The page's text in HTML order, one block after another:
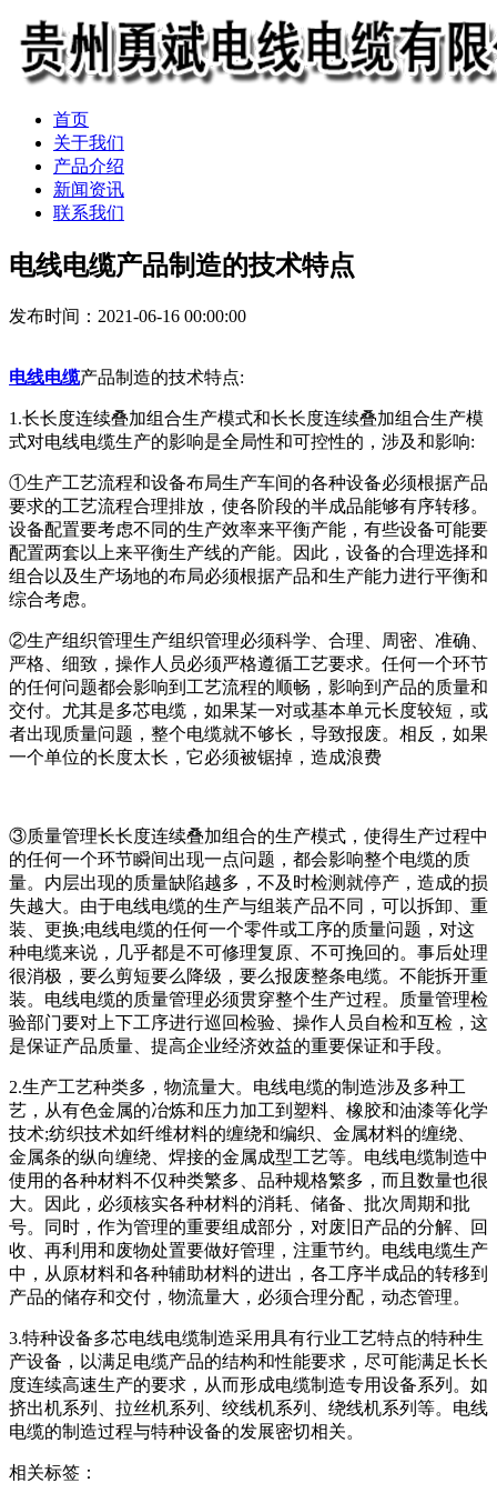
首页
关于我们
产品介绍
新闻资讯
联系我们
电线电缆产品制造的技术特点
发布时间：2021-06-16 00:00:00
电线电缆产品制造的技术特点:
1.长长度连续叠加组合生产模式和长长度连续叠加组合生产模
式对电线电缆生产的影响是全局性和可控性的，涉及和影响:
①生产工艺流程和设备布局生产车间的各种设备必须根据产品
要求的工艺流程合理排放，使各阶段的半成品能够有序转移。
设备配置要考虑不同的生产效率来平衡产能，有些设备可能要
配置两套以上来平衡生产线的产能。因此，设备的合理选择和
组合以及生产场地的布局必须根据产品和生产能力进行平衡和
综合考虑。
②生产组织管理生产组织管理必须科学、合理、周密、准确、
严格、细致，操作人员必须严格遵循工艺要求。任何一个环节
的任何问题都会影响到工艺流程的顺畅，影响到产品的质量和
交付。尤其是多芯电缆，如果某一对或基本单元长度较短，或
者出现质量问题，整个电缆就不够长，导致报废。相反，如果
一个单位的长度太长，它必须被锯掉，造成浪费
③质量管理长长度连续叠加组合的生产模式，使得生产过程中
的任何一个环节瞬间出现一点问题，都会影响整个电缆的质
量。内层出现的质量缺陷越多，不及时检测就停产，造成的损
失越大。由于电线电缆的生产与组装产品不同，可以拆卸、重
装、更换;电线电缆的任何一个零件或工序的质量问题，对这
种电缆来说，几乎都是不可修理复原、不可挽回的。事后处理
很消极，要么剪短要么降级，要么报废整条电缆。不能拆开重
装。电线电缆的质量管理必须贯穿整个生产过程。质量管理检
验部门要对上下工序进行巡回检验、操作人员自检和互检，这
是保证产品质量、提高企业经济效益的重要保证和手段。
2.生产工艺种类多，物流量大。电线电缆的制造涉及多种工
艺，从有色金属的冶炼和压力加工到塑料、橡胶和油漆等化学
技术;纺织技术如纤维材料的缠绕和编织、金属材料的缠绕、
金属条的纵向缠绕、焊接的金属成型工艺等。电线电缆制造中
使用的各种材料不仅种类繁多、品种规格繁多，而且数量也很
大。因此，必须核实各种材料的消耗、储备、批次周期和批
号。同时，作为管理的重要组成部分，对废旧产品的分解、回
收、再利用和废物处置要做好管理，注重节约。电线电缆生产
中，从原材料和各种辅助材料的进出，各工序半成品的转移到
产品的储存和交付，物流量大，必须合理分配，动态管理。
3.特种设备多芯电线电缆制造采用具有行业工艺特点的特种生
产设备，以满足电缆产品的结构和性能要求，尽可能满足长长
度连续高速生产的要求，从而形成电缆制造专用设备系列。如
挤出机系列、拉丝机系列、绞线机系列、绕线机系列等。电线
电缆的制造过程与特种设备的发展密切相关。
相关标签：